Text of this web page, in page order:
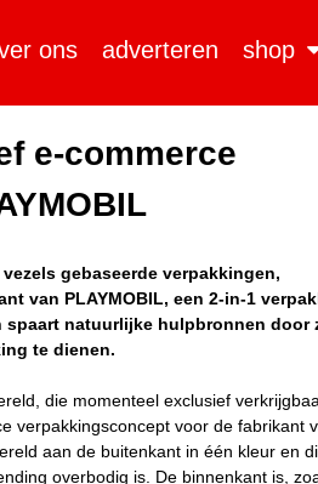
ons adverteren shop
e-commerce
gebaseerde verpakkingen,
van PLAYMOBIL, een 2-in-1
natuurlijke hulpbronnen door
te dienen.
die momenteel exclusief
verpakkingsconcept voor de fabrikant
aan de buitenkant in één kleur en
overbodig is. De binnenkant is,